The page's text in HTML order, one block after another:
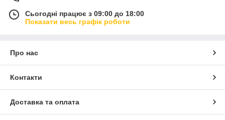
Сьогодні працює з 09:00 до 18:00
Показати весь графік роботи
Про нас
Контакти
Доставка та оплата